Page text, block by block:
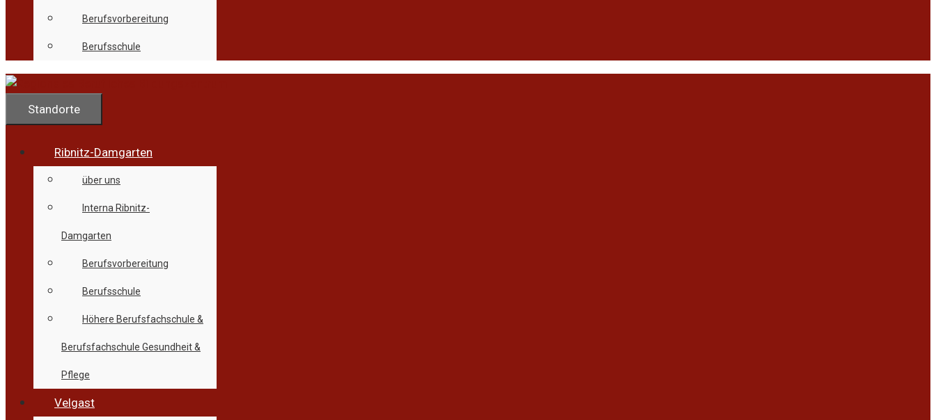
Berufsvorbereitung
Berufsschule
Standorte
Ribnitz-Damgarten
über uns
Interna Ribnitz-
Damgarten
Berufsvorbereitung
Berufsschule
Höhere Berufsfachschule &
Berufsfachschule Gesundheit &
Pflege
Velgast